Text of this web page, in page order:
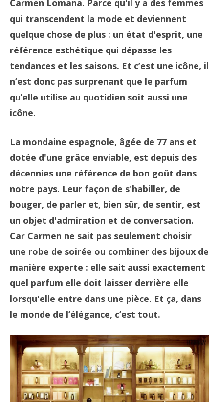
Carmen Lomana. Parce qu'il y a des femmes
qui transcendent la mode et deviennent
quelque chose de plus : un état d'esprit, une
référence esthétique qui dépasse les
tendances et les saisons. Et c’est une icône, il
n’est donc pas surprenant que le parfum
qu’elle utilise au quotidien soit aussi une
icône.
La mondaine espagnole, âgée de 77 ans et
dotée d'une grâce enviable, est depuis des
décennies une référence de bon goût dans
notre pays. Leur façon de s'habiller, de
bouger, de parler et, bien sûr, de sentir, est
un objet d'admiration et de conversation.
Car Carmen ne sait pas seulement choisir
une robe de soirée ou combiner des bijoux de
manière experte : elle sait aussi exactement
quel parfum elle doit laisser derrière elle
lorsqu'elle entre dans une pièce. Et ça, dans
le monde de l’élégance, c’est tout.